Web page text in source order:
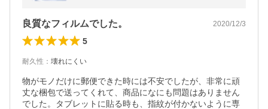
良質なフィルムでした。 2020/12/3
5
耐久性 ： 壊れにくい
物がモノだけに郵便できた時には不安でしたが、非常に頑
丈な梱包で送ってくれて、商品になにも問題はありません
でした。タブレットに貼る時も、指紋が付かないように専